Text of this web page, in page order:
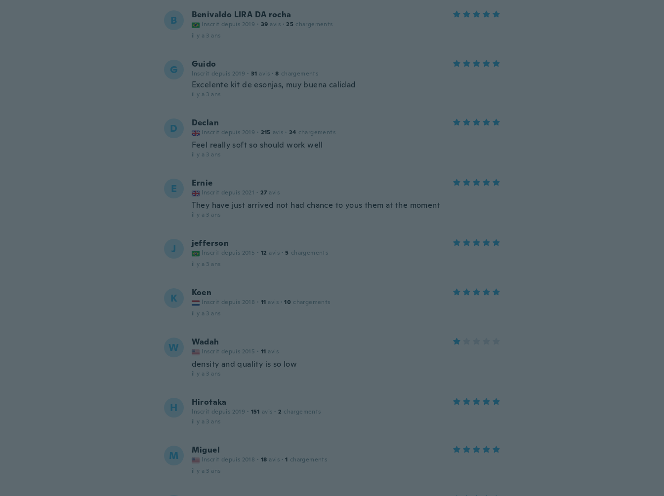
B Benivaldo LIRA DA rocha
Inscrit depuis 2019 · 39 avis · 25 chargements
il y a 3 ans
G Guido
Inscrit depuis 2019 · 31 avis · 8 chargements
Excelente kit de esonjas, muy buena calidad
il y a 3 ans
D Declan
Inscrit depuis 2019 · 215 avis · 24 chargements
Feel really soft so should work well
il y a 3 ans
E Ernie
Inscrit depuis 2021 · 27 avis
They have just arrived not had chance to yous them at the moment
il y a 3 ans
J jefferson
Inscrit depuis 2015 · 12 avis · 5 chargements
il y a 3 ans
K Koen
Inscrit depuis 2018 · 11 avis · 10 chargements
il y a 3 ans
W Wadah
Inscrit depuis 2015 · 11 avis
density and quality is so low
il y a 3 ans
H Hirotaka
Inscrit depuis 2019 · 151 avis · 2 chargements
il y a 3 ans
M Miguel
Inscrit depuis 2018 · 18 avis · 1 chargements
il y a 3 ans